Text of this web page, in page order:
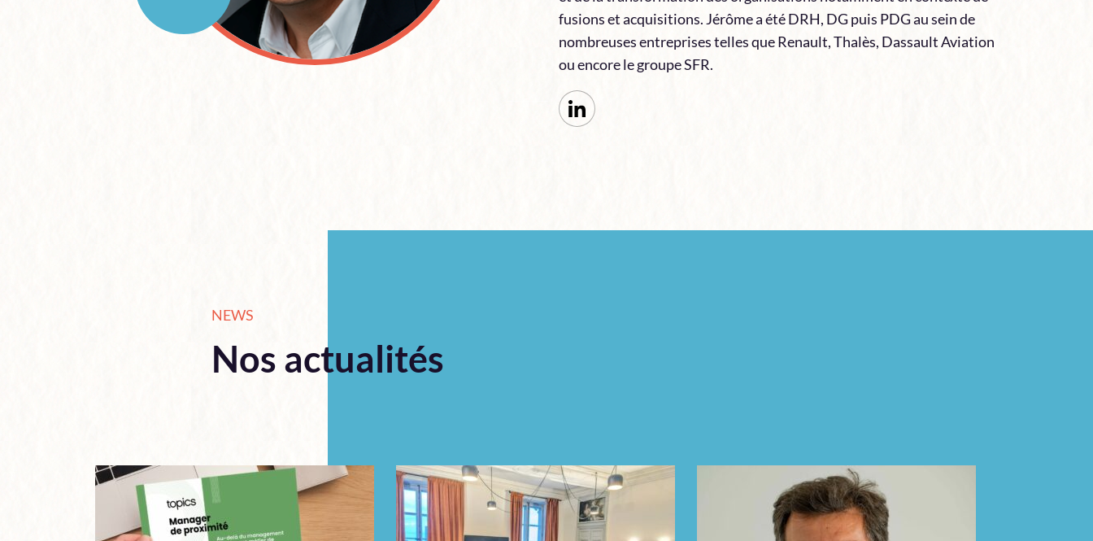
fusions et acquisitions. Jérôme a été DRH, DG puis PDG au sein de
nombreuses entreprises telles que Renault, Thalès, Dassault Aviation
ou encore le groupe SFR.
NEWS
Nos actualités